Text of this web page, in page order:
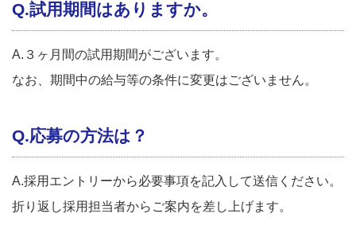
Q.試用期間はありますか。
A.３ヶ月間の試用期間がございます。
なお、期間中の給与等の条件に変更はございません。
Q.応募の方法は？
A.採用エントリーから必要事項を記入して送信ください。
折り返し採用担当者からご案内を差し上げます。